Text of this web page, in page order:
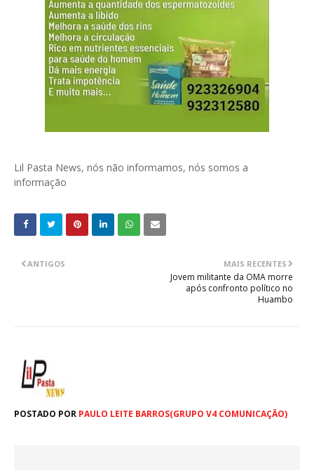
Lil Pasta News, nós não informamos, nós somos a
informação
MAIS RECENTES
Jovem militante da OMA morre
após confronto político no
Huambo
ANTIGOS
POSTADO POR PAULO LEITE BARROS(GRUPO V4 COMUNICAÇÃO)